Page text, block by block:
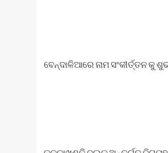
ବେନ୍ଦାଳିଆରେ ନାମ ସଂକୀର୍ତ୍ତନ କୁ